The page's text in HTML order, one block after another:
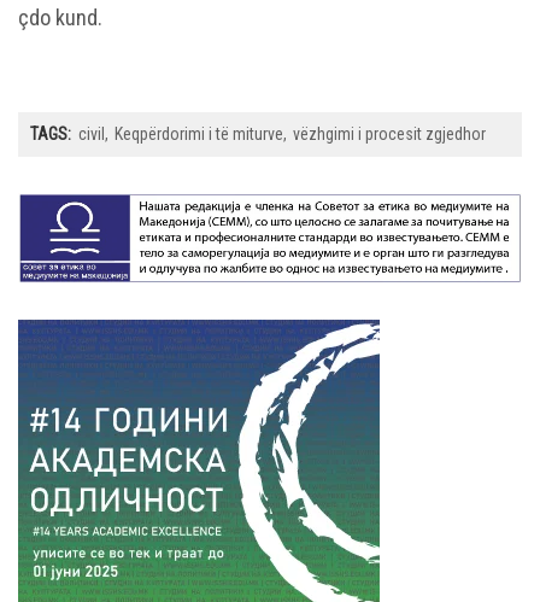
çdo kund.
TAGS: civil Keqpërdorimi i të miturve vëzhgimi i procesit zgjedhor